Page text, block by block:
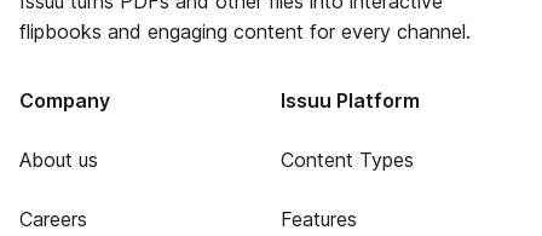
flipbooks and engaging content for every channel.
Company
About us
Careers
Issuu Platform
Content Types
Features